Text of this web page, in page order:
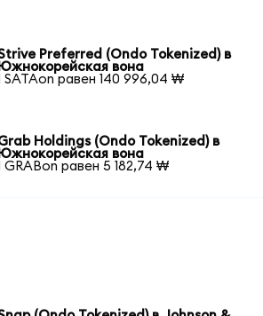
Preferred (Ondo Tokenized) в
вона
SATAon равен 140 996,04 ₩
Holdings (Ondo Tokenized) в
вона
GRABon равен 5 182,74 ₩